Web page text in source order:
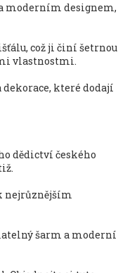
moderním designem,
což ji činí šetrnou
vlastnostmi.
dekorace, které dodají
dědictví českého
nejrůznějším
šarm a moderní